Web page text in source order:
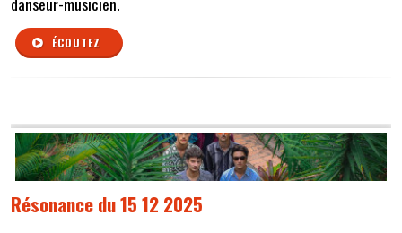
ÉCOUTEZ
Résonance du 15 12 2025